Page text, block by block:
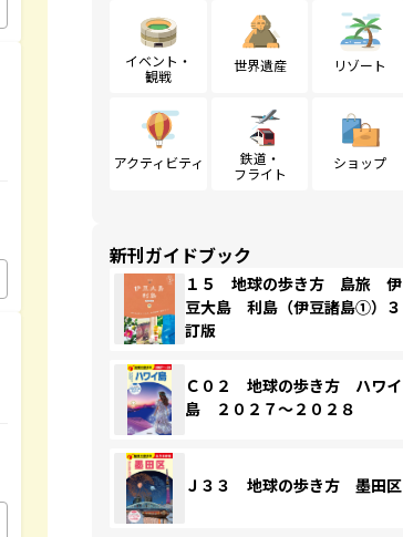
イベント・
観戦
世界遺産 リゾート
アクティビティ
鉄道・
フライト
ショップ
新刊ガイドブック
１５ 地球の歩き方 島旅 伊
豆大島 利島（伊豆諸島①）３
訂版
Ｃ０２ 地球の歩き方 ハワイ
島 ２０２７～２０２８
Ｊ３３ 地球の歩き方 墨田区